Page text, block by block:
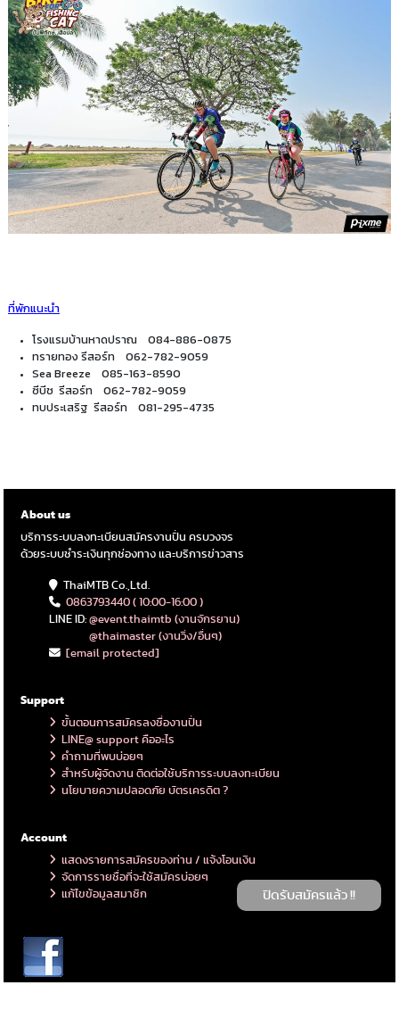
ที่พักแนะนำ
โรงแรมบ้านหาดปราณ 084-886-0875
ทรายทอง รีสอร์ท 062-782-9059
Sea Breeze 085-163-8590
ซีบีช รีสอร์ท 062-782-9059
ทบประเสริฐ รีสอร์ท 081-295-4735
About us
บริการระบบลงทะเบียนสมัครงานปั่น ครบวงจร
ด้วยระบบชำระเงินทุกช่องทาง และบริการข่าวสาร
ThaiMTB Co.,Ltd.
0863793440 ( 10:00-16:00 )
LINE ID: @event.thaimtb (งานจักรยาน)
@thaimaster (งานวิ่ง/อื่นๆ)
[email protected]
Support
ขั้นตอนการสมัครลงชื่องานปั่น
LINE@ support คืออะไร
คำถามที่พบบ่อยๆ
สำหรับผู้จัดงาน ติดต่อใช้บริการระบบลงทะเบียน
นโยบายความปลอดภัย บัตรเครดิต ?
Account
แสดงรายการสมัครของท่าน / แจ้งโอนเงิน
จัดการรายชื่อที่จะใช้สมัครบ่อยๆ
แก้ไขข้อมูลสมาชิก
ปิดรับสมัครแล้ว !!